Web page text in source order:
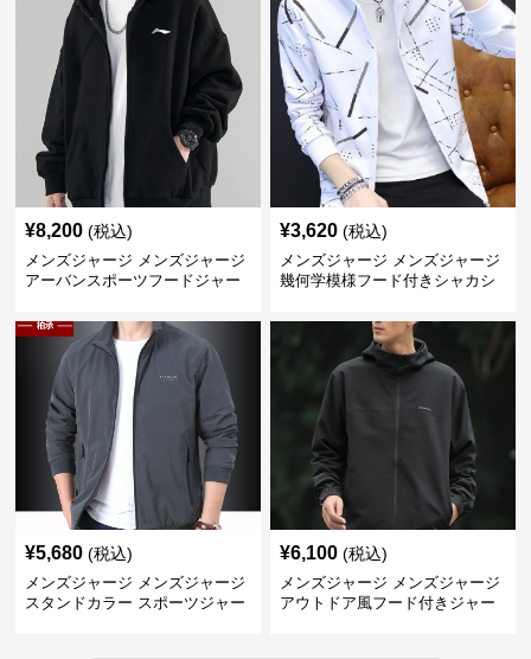
¥8,200 (税込)
メンズジャージ メンズジャージ
アーバンスポーツフードジャー
¥3,620 (税込)
メンズジャージ メンズジャージ
幾何学模様フード付きシャカシ
¥5,680 (税込)
メンズジャージ メンズジャージ
スタンドカラー スポーツジャー
¥6,100 (税込)
メンズジャージ メンズジャージ
アウトドア風フード付きジャー